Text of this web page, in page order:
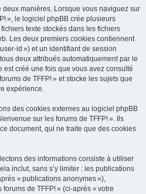
manières. Lorsque vous naviguez sur
», le logiciel phpBB crée plusieurs
texte stockés dans les fichiers
Les deux premiers cookies contiennent
id ») et un identifiant de session
deux attribués automatiquement par le
est créé une fois que vous avez consulté
de TFFP! » et stocke les sujets que
expérience.
des cookies externes au logiciel phpBB
sur les forums de TFFP! ». Ils
document, qui ne traite que des cookies
des informations consiste à utiliser
inclut, sans s’y limiter : les publications
« publications anonymes »),
de TFFP! » (ci-après « votre